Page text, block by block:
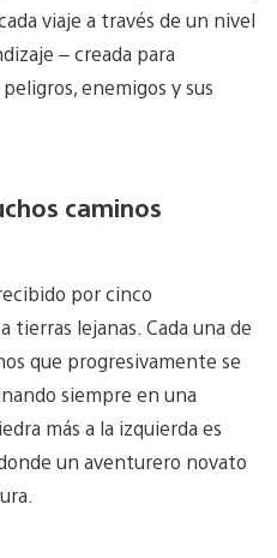
viaje a través de un nivel
– creada para
enemigos y sus
caminos
por cinco
tierras lejanas. Cada una de
que progresivamente se
siempre en una
más a la izquierda es
un aventurero novato